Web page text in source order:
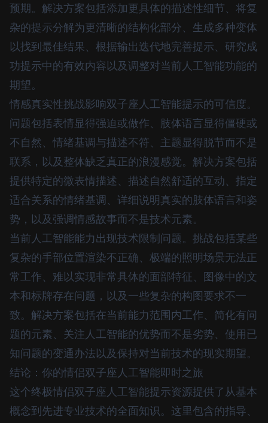
预期。解决方案包括添加更具体的描述性细节、将复
杂的提示分解为更清晰的结构化部分、生成多种变体
以找到最佳结果、根据输出迭代地完善提示、研究成
功提示中的有效内容以及调整对当前人工智能功能的
期望。
情感真实性挑战影响双子座人工智能提示的可信度。
问题包括表情显得强迫或做作、肢体语言显得僵硬或
不自然、情绪基调与描述不符、主题显得脱节而不是
联系，以及整体缺乏真正的浪漫感觉。解决方案包括
提供特定的微表情描述、描述自然舒适的互动、指定
适合关系的情绪基调、详细说明真实的肢体语言和姿
势，以及强调情感故事而不是技术元素。
当前人工智能能力出现技术限制问题。挑战包括某些
复杂的手部位置渲染不正确、极端的照明场景无法正
常工作、难以实现非常具体的面部特征、图像中的文
本和标牌存在问题，以及一些复杂的构图要求不一
致。解决方案包括在当前能力范围内工作、简化有问
题的元素、关注人工智能的优势而不是劣势、使用已
知问题的变通办法以及保持对当前技术的现实期望。
结论：你的情侣双子座人工智能即时之旅
这个终极情侣双子座人工智能提示资源提供了从基本
概念到先进专业技术的全面知识。这里包含的指导、